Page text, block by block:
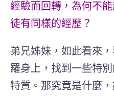
經驗而回轉，為何不
徒有同樣的經歷？
弟兄姊妹，如此看來
羅身上，找到一些特
特質。那究竟是什麼